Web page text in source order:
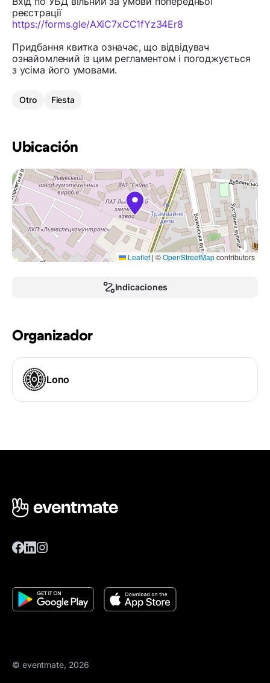
реєстрації
https://forms.gle/AXiC7xCC1fYz34Er8
Придбання квитка означає, що відвідувач
ознайомлений із цим регламентом і погоджується
з усіма його умовами.
Otro Fiesta
Ubicación
Leaflet|©OpenStreetMapcontributors
Indicaciones
Organizador
Lono
© eventmate, 2026